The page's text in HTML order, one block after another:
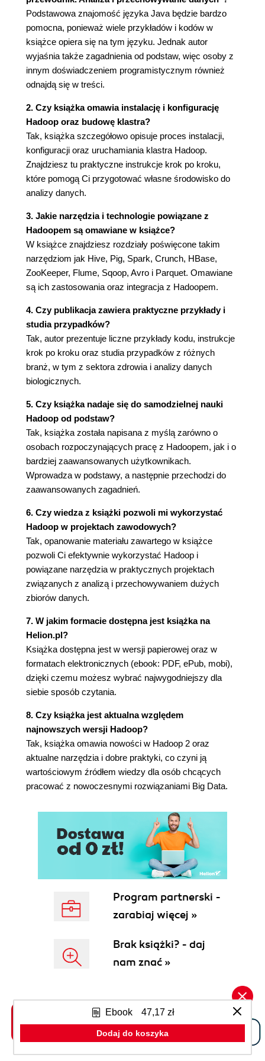
Pojęcia związane z systemem HDFS (63)
Bloki (63)
Węzły nazw i węzły danych (64)
Zapisywanie bloków w pamięci podręcznej
(65)
Federacje w systemie HDFS (65)
Wysoka dostępność w systemie HDFS (66)
Interfejs uruchamiany z wiersza poleceń (68)
Podstawowe operacje w systemie plików (69)
Systemy plików w Hadoopie (70)
Interfejsy (71)
Interfejs w Javie (74)
Odczyt danych na podstawie adresu URL
systemu Hadoop (74)
FileSystem (75)
Zapis danych (78)
Katalogi (80)
Zapytania w systemie plików (80)
Usuwanie danych (84)
Przepływ danych (85)
Anatomia procesu zapisu danych do pliku
(87)
Model zapewniania spójności (90)
Równoległe kopiowanie za pomocą programu
distcp (91)
Zachowywanie równowagi w klastrach z
systemem HDFS (92)
Rozdział 4. System YARN (95)
Struktura działania aplikacji w systemie YARN
(96)
Żądania zasobów (97)
Czas życia aplikacji (97)
Budowanie aplikacji systemu YARN (98)
System YARN a implementacja MapReduce 1
(99)
Szeregowanie w systemie YARN (101)
Dostępne programy szeregujące (101)
Konfigurowanie programu szeregującego
Capacity (103)
Konfigurowanie programu szeregującego Fair
Szeregowanie z opóźnieniem (109)
Podejście Dominant Resource Fairness (109)
Dalsza lektura (110)
Rozdział 5. Operacje wejścia-wyjścia w platformie
Hadoop (111)
Integralność danych w systemie HDFS (112)
Klasa LocalFileSystem (112)
Klasa ChecksumFileSystem (113)
Kompresja (113)
Kodeki (114)
Kompresja i podział danych wejściowych
Wykorzystywanie kompresji w modelu
MapReduce (120)
Serializacja (122)
Interfejs Writable (123)
Klasy z rodziny Writable (125)
Tworzenie niestandardowych implementacji
interfejsu Writable (132)
Platformy do obsługi serializacji (137)
Klasa SequenceFile (138)
Klasa MapFile (145)
CZĘŚĆ II. MODEL MAPREDUCE (149)
Rozdział 6. Budowanie aplikacji w modelu
MapReduce (151)
Podstawowa znajomość języka Java będzie bardzo
pomocna, ponieważ wiele przykładów i kodów w
książce opiera się na tym języku. Jednak autor
wyjaśnia także zagadnienia od podstaw, więc osoby z
innym doświadczeniem programistycznym również
odnajdą się w treści.
2. Czy książka omawia instalację i konfigurację
Hadoop oraz budowę klastra?
Tak, książka szczegółowo opisuje proces instalacji,
konfiguracji oraz uruchamiania klastra Hadoop.
Znajdziesz tu praktyczne instrukcje krok po kroku,
które pomogą Ci przygotować własne środowisko do
analizy danych.
3. Jakie narzędzia i technologie powiązane z
Hadoopem są omawiane w książce?
W książce znajdziesz rozdziały poświęcone takim
narzędziom jak Hive, Pig, Spark, Crunch, HBase,
ZooKeeper, Flume, Sqoop, Avro i Parquet. Omawiane
są ich zastosowania oraz integracja z Hadoopem.
4. Czy publikacja zawiera praktyczne przykłady i
studia przypadków?
Tak, autor prezentuje liczne przykłady kodu, instrukcje
krok po kroku oraz studia przypadków z różnych
branż, w tym z sektora zdrowia i analizy danych
biologicznych.
5. Czy książka nadaje się do samodzielnej nauki
Hadoop od podstaw?
Tak, książka została napisana z myślą zarówno o
osobach rozpoczynających pracę z Hadoopem, jak i o
bardziej zaawansowanych użytkownikach.
Wprowadza w podstawy, a następnie przechodzi do
zaawansowanych zagadnień.
6. Czy wiedza z książki pozwoli mi wykorzystać
Hadoop w projektach zawodowych?
Tak, opanowanie materiału zawartego w książce
pozwoli Ci efektywnie wykorzystać Hadoop i
powiązane narzędzia w praktycznych projektach
związanych z analizą i przechowywaniem dużych
zbiorów danych.
7. W jakim formacie dostępna jest książka na
Helion.pl?
Książka dostępna jest w wersji papierowej oraz w
formatach elektronicznych (ebook: PDF, ePub, mobi),
dzięki czemu możesz wybrać najwygodniejszy dla
siebie sposób czytania.
8. Czy książka jest aktualna względem
najnowszych wersji Hadoop?
Tak, książka omawia nowości w Hadoop 2 oraz
aktualne narzędzia i dobre praktyki, co czyni ją
wartościowym źródłem wiedzy dla osób chcących
pracować z nowoczesnymi rozwiązaniami Big Data.
Ebook 47,17 zł
Dodaj do koszyka
Program partnerski -
zarabiaj więcej »
Brak książki? - daj
nam znać »
Subskrybuj newsletter
»